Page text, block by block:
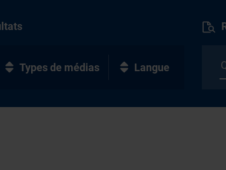
Types de médias Langue